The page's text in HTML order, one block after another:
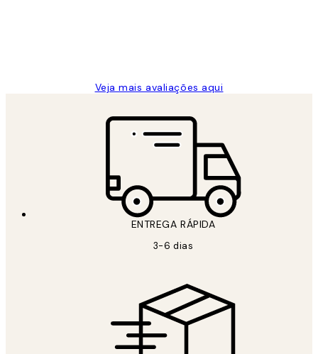
Veja mais avaliações aqui
ENTREGA RÁPIDA
3-6 dias